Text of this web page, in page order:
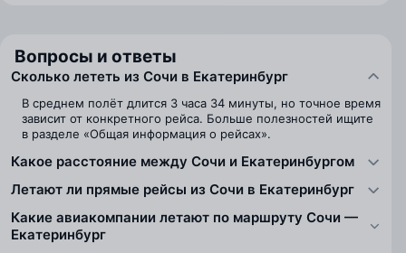
Вопросы и ответы
Сколько лететь из Сочи в Екатеринбург
В среднем полёт длится 3 часа 34 минуты, но точное время
зависит от конкретного рейса. Больше полезностей ищите
в разделе «Общая информация о рейсах».
Какое расстояние между Сочи и Екатеринбургом
Летают ли прямые рейсы из Сочи в Екатеринбург
Какие авиакомпании летают по маршруту Сочи —
Екатеринбург